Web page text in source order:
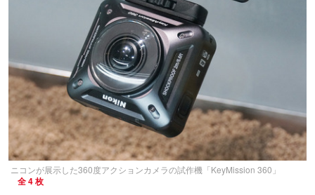
ニコンが展示した360度アクションカメラの試作機「KeyMission 360」
全 4 枚